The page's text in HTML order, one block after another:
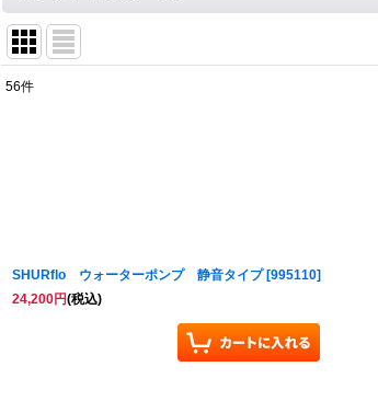
56件
SHURflo ウォーターポンプ 静音タイプ [995110]
24,200円(税込)